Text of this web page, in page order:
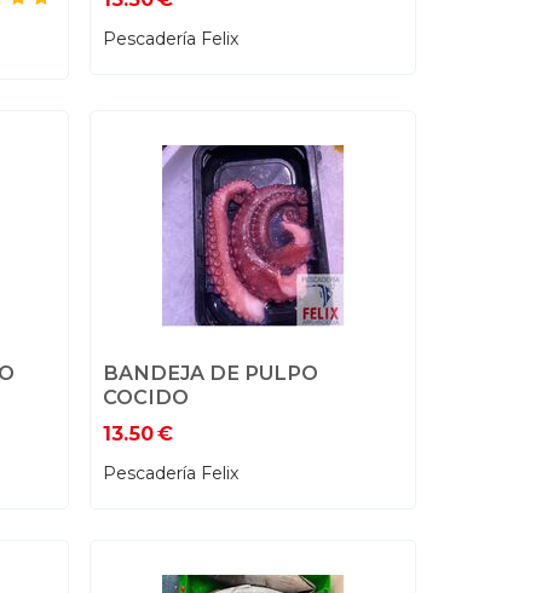
Pescadería Felix
BANDEJA DE PULPO
COCIDO
13.50€
Pescadería Felix